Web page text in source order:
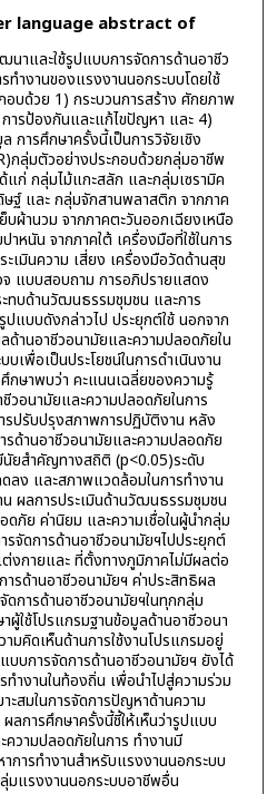
language abstract of
าและใช้รูปแบบการจัดการด้านอาชีว
ทำงานของแรงงานนอกระบบโดยใช้
อบด้วย 1) กระบวนการสร้าง ศักยภาพ
การป้องกันและแก้ไขปัญหา และ 4)
การศึกษาครั้งนี้เป็นการวิจัยเชิง
กลุ่มตัวอย่างประกอบด้วยกลุ่มอาชีพ
แก่ กลุ่มไม้แกะสลัก และกลุ่มเซรามิค
ฐ์ และ กลุ่มจักสานพลาสติก จากภาค
ผ้านวม จากภาคตะวันออกเฉียงเหนือ
หนัน จากภาคใต้ เครื่องมือที่ใช้ในการ
ะเมินความ เสี่ยง เครื่องมือวัดด้านสุข
แบบสอบถาม การอภิปรายแสดง
ทบด้านวัฒนธรรมชุมชน และการ
แบบดังกล่าวไป ประยุกต์ใช้ นอกจาก
ด้านอาชีวอนามัยและความปลอดภัยใน
เพื่อเป็นประโยชน์ในการดำเนินงาน
กษาพบว่า คะแนนเฉลี่ยของความรู้
อนามัยและความปลอดภัยในการ
รปรับปรุงสภาพการปฏิบัติงาน หลัง
รด้านอาชีวอนามัยและความปลอดภัย
นัยสำคัญทางสถิติ (p<0.05)ระดับ
ลง และสภาพแวดล้อมในการทำงาน
น ผลการประเมินด้านวัฒนธรรมชุมชน
ภัย ค่านิยม และความเชื่อในผู้นำกลุ่ม
จัดการด้านอาชีวอนามัยฯไปประยุกต์
งกายและ ที่ตั้งทางภูมิภาคไม่มีผลต่อ
รด้านอาชีวอนามัยฯ ค่าประสิทธิผล
การด้านอาชีวอนามัยฯในทุกกลุ่ม
ใช้โปรแกรมฐานข้อมูลด้านอาชีวอนา
มคิดเห็นด้านการใช้งานโปรแกรมอยู่
บการจัดการด้านอาชีวอนามัยฯ ยังได้
ำงานในท้องถิ่น เพื่อนำไปสู่ความร่วม
ะสมในการจัดการปัญหาด้านความ
การศึกษาครั้งนี้ชี้ให้เห็นว่ารูปแบบ
วามปลอดภัยในการ ทำงานมี
การทำงานสำหรับแรงงานนอกระบบ
มแรงงานนอกระบบอาชีพอื่น